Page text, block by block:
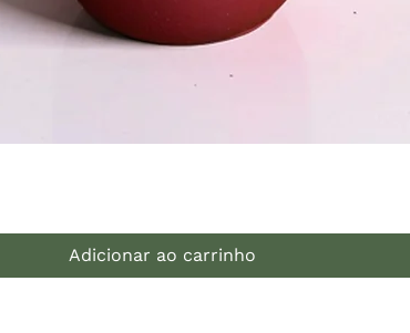
Adicionar ao carrinho